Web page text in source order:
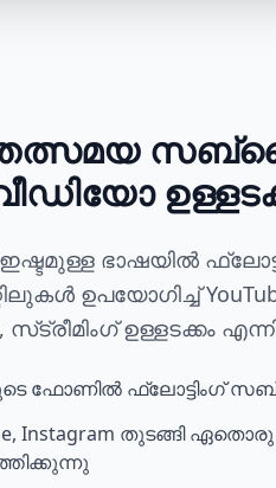
ഇഷ്ടമുള്ള ഭാഷയിൽ
ഉപയോഗിച്ച്
ഉള്ളടക്കം
ഫോണിൽ ഫ്ലോട്ടിംഗ്
Instagram തുടങ്ങി